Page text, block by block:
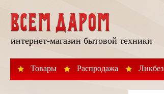
интернет-магазин бытовой техники
Товары Распродажа Ликбез